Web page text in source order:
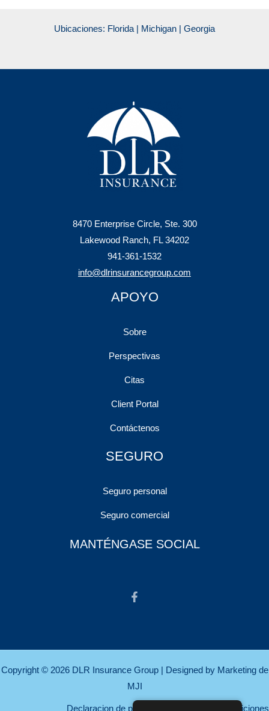
Ubicaciones: Florida | Michigan | Georgia
8470 Enterprise Circle, Ste. 300
Lakewood Ranch, FL 34202
941-361-1532
info@dlrinsurancegroup.com
APOYO
Sobre
Perspectivas
Citas
Client Portal
Contáctenos
SEGURO
Seguro personal
Seguro comercial
MANTÉNGASE SOCIAL
Copyright © 2026 DLR Insurance Group | Designed by Marketing de
MJI
Declaracion de privacidad Términos y condiciones